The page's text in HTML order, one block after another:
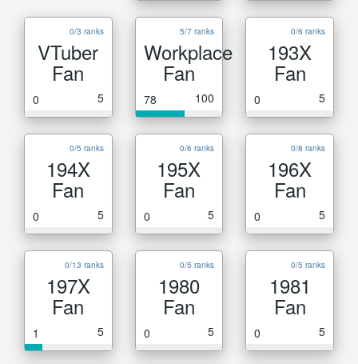
0/3 ranks
VTuber
Fan
0 5
5/7 ranks
Workplace
Fan
78 100
0/6 ranks
193X
Fan
0 5
0/5 ranks
194X
Fan
0 5
0/6 ranks
195X
Fan
0 5
0/8 ranks
196X
Fan
0 5
0/13 ranks
197X
Fan
1 5
0/5 ranks
1980
Fan
0 5
0/5 ranks
1981
Fan
0 5